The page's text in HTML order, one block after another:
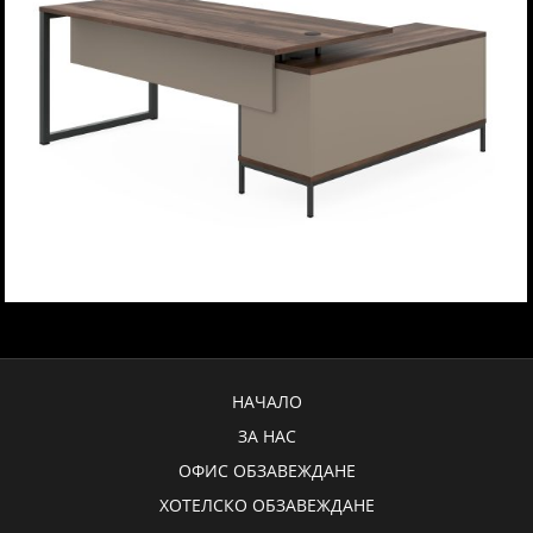
НАЧАЛО
ЗА НАС
ОФИС ОБЗАВЕЖДАНЕ
ХОТЕЛСКО ОБЗАВЕЖДАНЕ